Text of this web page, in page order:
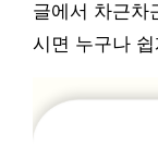
글에서 차근차
시면 누구나